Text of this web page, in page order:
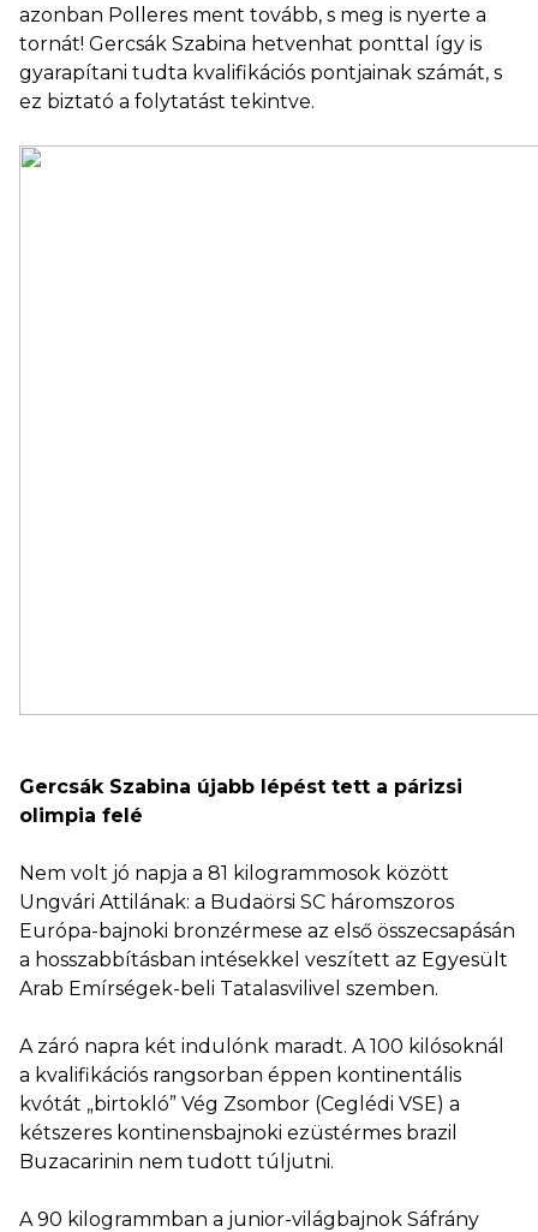
azonban Polleres ment tovább, s meg is nyerte a
tornát! Gercsák Szabina hetvenhat ponttal így is
gyarapítani tudta kvalifikációs pontjainak számát, s
ez biztató a folytatást tekintve.
Gercsák Szabina újabb lépést tett a párizsi
olimpia felé
Nem volt jó napja a 81 kilogrammosok között
Ungvári Attilának: a Budaörsi SC háromszoros
Európa-bajnoki bronzérmese az első összecsapásán
a hosszabbításban intésekkel veszített az Egyesült
Arab Emírségek-beli Tatalasvilivel szemben.
A záró napra két indulónk maradt. A 100 kilósoknál
a kvalifikációs rangsorban éppen kontinentális
kvótát „birtokló” Vég Zsombor (Ceglédi VSE) a
kétszeres kontinensbajnoki ezüstérmes brazil
Buzacarinin nem tudott túljutni.
A 90 kilogrammban a junior-világbajnok Sáfrány